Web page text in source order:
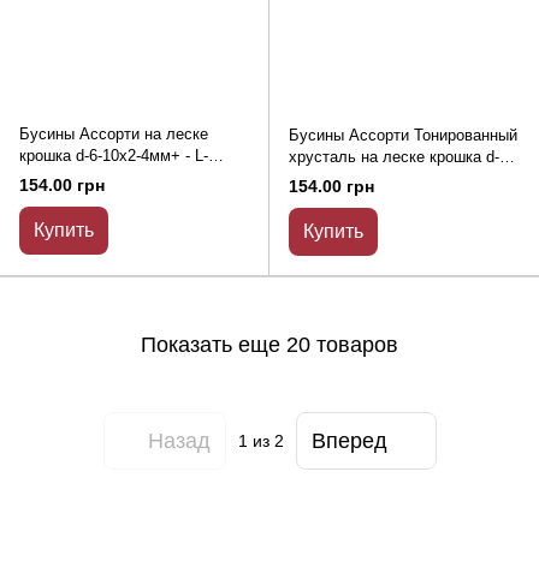
Бусины Ассорти на леске
крошка d-6-10х2-4мм+ - L-
76см+-
154.00 грн
Купить
Бусины Ассорти Тонированный
хрусталь на леске крошка d-6-
10х2-4мм+ - L-80см+-
154.00 грн
Купить
Показать еще 20 товаров
Назад 1из 2 Вперед